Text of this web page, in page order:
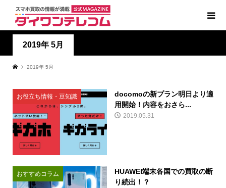
2019年 5月
2019年 5月
お役立ち情報・豆知識
docomoの新プラン明日より適
用開始！内容をおさら...
2019.05.31
おすすめコラム
HUAWEI端末各国での買取の断
り続出！？